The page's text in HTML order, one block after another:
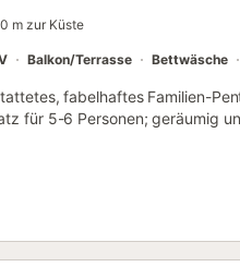
mit aufblasbarer
u...
m zur Küste
Balkon/Terrasse Bettwäsche
fabelhaftes Familien-
für 5-6 Personen; geräumig
aus: einem Schlafzimmer mit
zwei vollwertigen
Offener Wohn- und